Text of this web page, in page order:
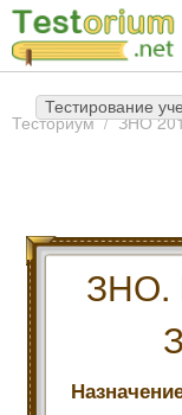
Тестирование
Тесториум ЗНО
ЗНО.